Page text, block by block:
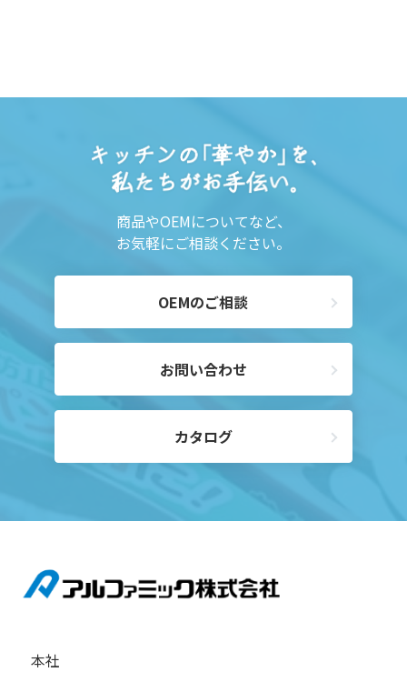
商品やOEMについてなど、
お気軽にご相談ください。
OEMのご相談
お問い合わせ
カタログ
本社